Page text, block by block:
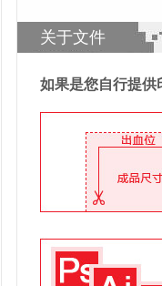
关于文件
如果是您自行提供